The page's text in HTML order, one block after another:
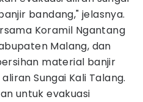
bandang," jelasnya.
Koramil Ngantang
Malang, dan
material banjir
Sungai Kali Talang.
untuk evakuasi